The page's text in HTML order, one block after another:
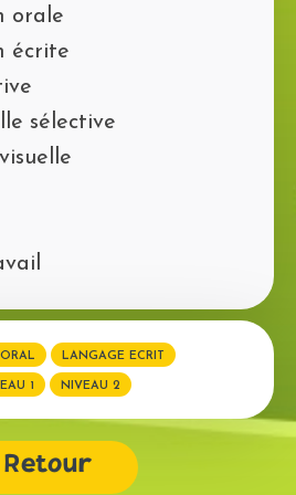
orale
écrite
sélective
LANGAGE ECRIT
1 NIVEAU 2
Retour